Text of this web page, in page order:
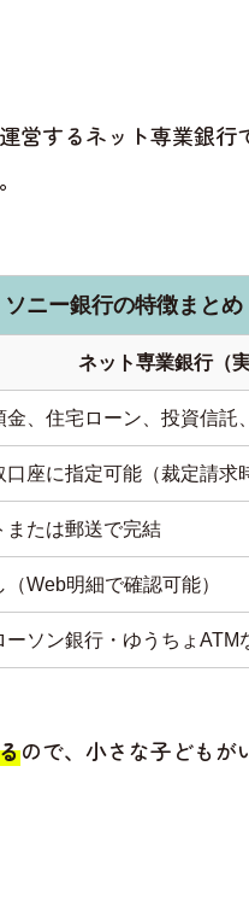
営するネット専業銀行
ソニー銀行の特徴まとめ
ネット専業銀行（
金、住宅ローン、投資信託
座に指定可能（裁定請求
または郵送で完結
Web明細で確認可能）
ーソン銀行・ゆうちょATM
ので、小さな子どもが